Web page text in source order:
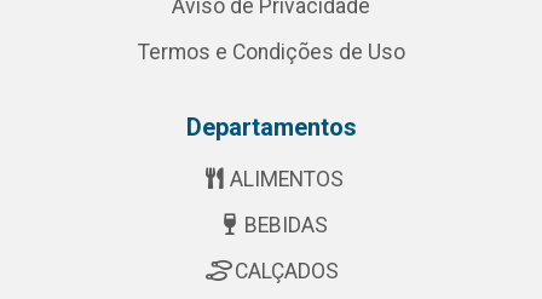
Aviso de Privacidade
Termos e Condições de Uso
Departamentos
ALIMENTOS
BEBIDAS
CALÇADOS